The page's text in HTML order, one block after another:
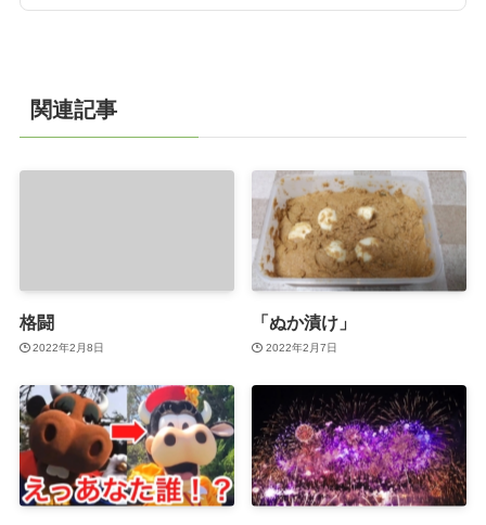
関連記事
格闘
2022年2月8日
「ぬか漬け」
2022年2月7日